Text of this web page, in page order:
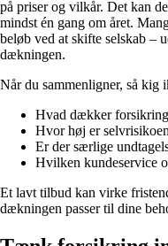
på priser og vilkår. Det kan
mindst én gang om året.
beløb ved at skifte selskab –
dækningen.
Når du sammenligner, så kig
Hvad dækker
Hvor høj er
Er der særlige
Hvilken kundeservice
Et lavt tilbud kan virke
dækningen passer til dine